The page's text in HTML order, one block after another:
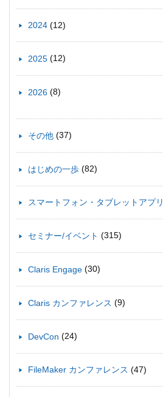
2024 (12)
2025 (12)
2026 (8)
その他 (37)
はじめの一歩 (82)
スマートフォン・タブレットアプリ
セミナー/イベント (315)
Claris Engage (30)
Claris カンファレンス (9)
DevCon (24)
FileMaker カンファレンス (47)